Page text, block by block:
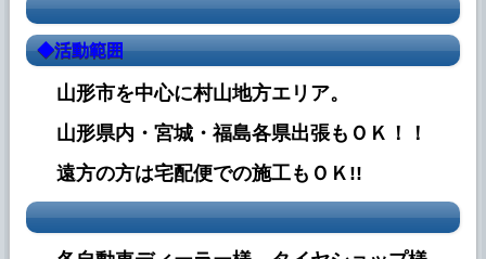
ブログに 「◆モビちゃん2号、バックカメラ
仮配線の後始末」を追加しました。
2023年5月28日
ブログに 「◆ヘッドライトリペア事例、更
新中」を追加しました。
2023年5月26日
ブログに 「◆モビちゃん2号、前輪のブーツ
破れ プチ改造」を追加しました。
◆活動範囲
山形市を中心に村山地方エリア。
山形県内・宮城・福島各県出張もＯＫ！！
遠方の方は宅配便での施工もＯＫ!!